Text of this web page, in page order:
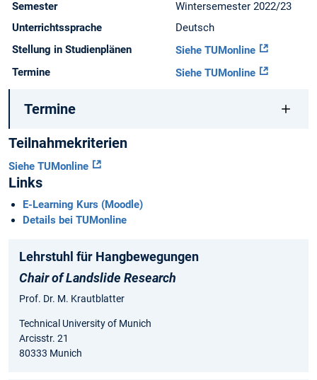
Semester
Wintersemester 2022/23
Unterrichtssprache
Deutsch
Stellung in Studienplänen
Siehe TUMonline
Termine
Siehe TUMonline
Termine
Teilnahmekriterien
Siehe TUMonline
Links
E-Learning Kurs (Moodle)
Details bei TUMonline
Lehrstuhl für Hangbewegungen
Chair of Landslide Research
Prof. Dr. M. Krautblatter
Technical University of Munich
Arcisstr. 21
80333 Munich